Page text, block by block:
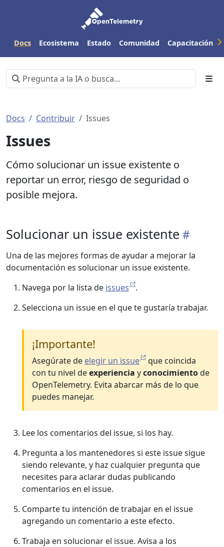
Docs Ecosistema Estado Comunidad Capacitación
Docs Contribuir Issues
Issues
Cómo solucionar un issue existente o
reportar un error, riesgo de seguridad o
posible mejora.
Solucionar un issue existente
Una de las mejores formas de ayudar a mejorar la
documentación es solucionar un issue existente.
Navega por la lista de issues
.
Selecciona un issue en el que te gustaría trabajar.
¡Importante!
Asegúrate de elegir un issue
que coincida
con tu nivel deexperiencia yconocimientode
OpenTelemetry. Evita abarcar más de lo que
puedes manejar.
Lee los comentarios del issue, si los hay.
Pregunta a los mantenedores si este issue sigue
siendo relevante, y haz cualquier pregunta que
necesites para aclarar dudas publicando
comentarios en el issue.
Comparte tu intención de trabajar en el issue
agregando un comentario a este efecto.
Trabaja en solucionar el issue. Avisa a los